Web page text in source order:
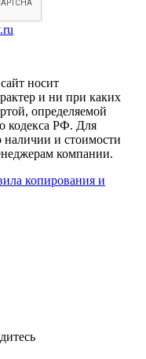
носит
и ни при каких
определяемой
кодекса РФ. Для
и стоимости
компании.
копирования и